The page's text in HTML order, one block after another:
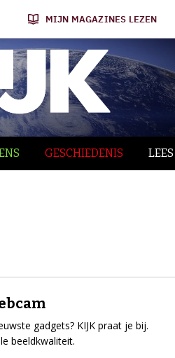
MIJN MAGAZINES LEZEN
GESCHIEDENIS
gadgets? KIJK praat je bij.
beeldkwaliteit.